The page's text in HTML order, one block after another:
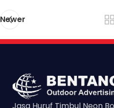
Newer
Jasa Huruf Timbul Neon